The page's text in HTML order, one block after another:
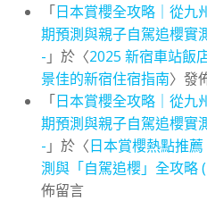
「日本賞櫻全攻略｜從九
期預測與親子自駕追櫻實
- 」於〈2025 新宿車站飯
景佳的新宿住宿指南〉發
「日本賞櫻全攻略｜從九
期預測與親子自駕追櫻實
- 」於〈日本賞櫻熱點推
測與「自駕追櫻」全攻略
佈留言